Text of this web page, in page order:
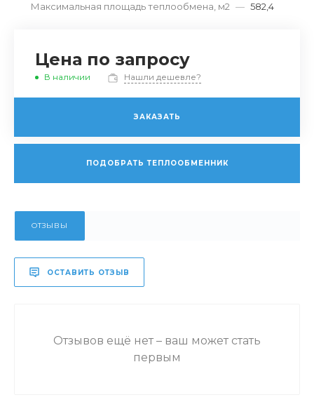
Максимальная площадь теплообмена, м2 — 582,4
Цена по запросу
В наличии Нашли дешевле?
ЗАКАЗАТЬ
ПОДОБРАТЬ ТЕПЛООБМЕННИК
ОТЗЫВЫ
ОСТАВИТЬ ОТЗЫВ
Отзывов ещё нет – ваш может стать
первым